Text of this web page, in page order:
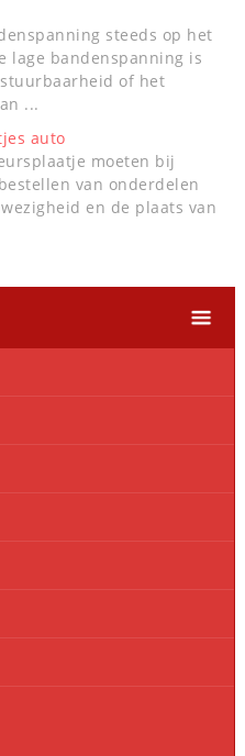
steeds op het
lage bandenspanning is
of het
...
auto
moeten bij
van onderdelen
en de plaats van